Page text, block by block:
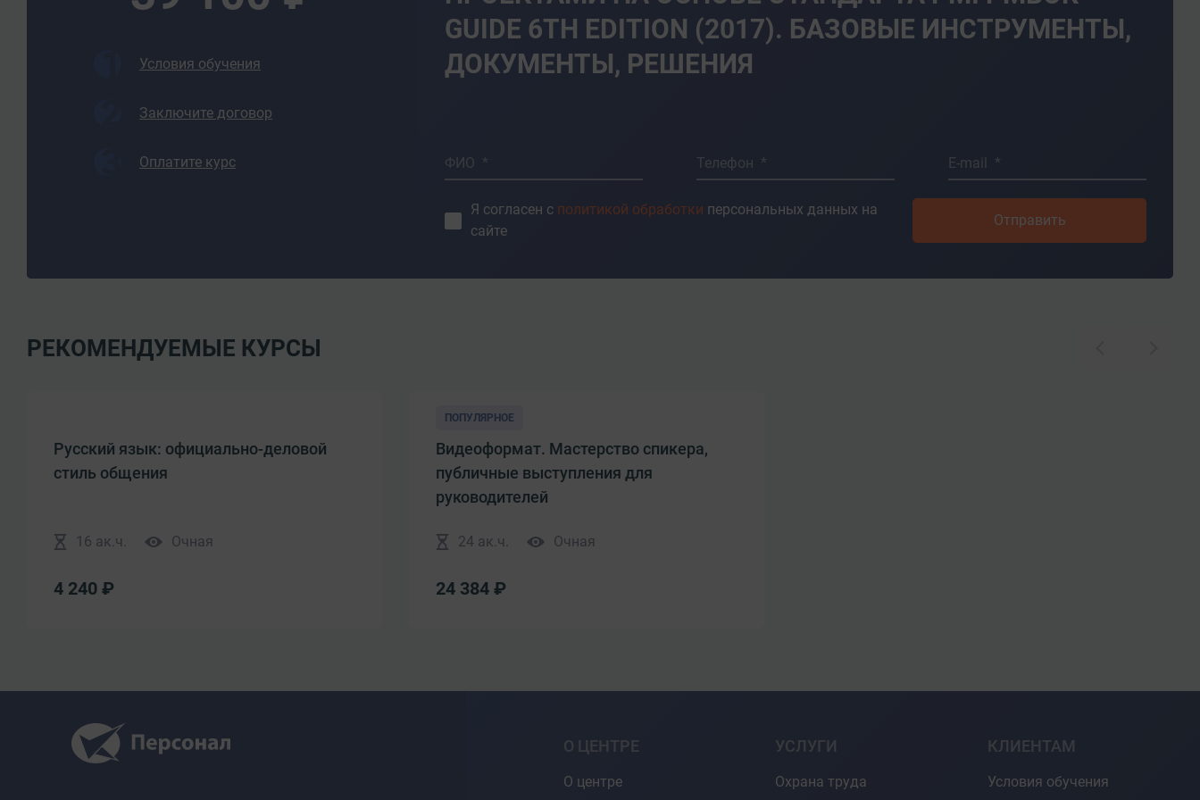
Условия обучения
Заключите договор
Оплатите курс
GUIDE 6TH EDITION (2017). БАЗОВЫЕ ИНСТРУМЕНТЫ,
ДОКУМЕНТЫ, РЕШЕНИЯ
ФИО * Телефон * E-mail *
Я согласен с политикой обработки персональных данных на
сайте
Отправить
РЕКОМЕНДУЕМЫЕ КУРСЫ
Русский язык: официально-деловой
стиль общения
16 ак.ч. Очная
4 240 ₽
ПОПУЛЯРНОЕ
Видеоформат. Мастерство спикера,
публичные выступления для
руководителей
24 ак.ч. Очная
24 384 ₽
О ЦЕНТРЕ
О центре
УСЛУГИ
Охрана труда
КЛИЕНТАМ
Условия обучения